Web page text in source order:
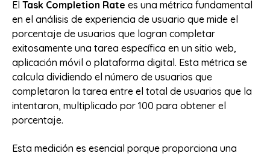
El Task Completion Rate es una métrica fundamental
en el análisis de experiencia de usuario que mide el
porcentaje de usuarios que logran completar
exitosamente una tarea específica en un sitio web,
aplicación móvil o plataforma digital. Esta métrica se
calcula dividiendo el número de usuarios que
completaron la tarea entre el total de usuarios que la
intentaron, multiplicado por 100 para obtener el
porcentaje.
Esta medición es esencial porque proporciona una